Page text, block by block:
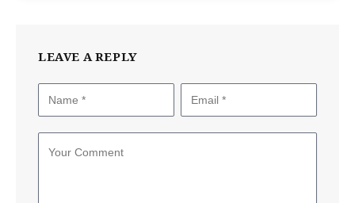
LEAVE A REPLY